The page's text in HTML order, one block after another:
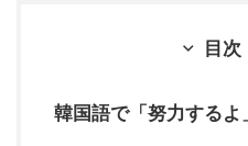
目次
韓国語で「努力するよ